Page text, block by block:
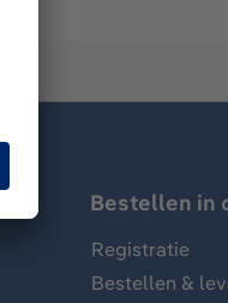
Bestellen in
Registratie
Bestellen &